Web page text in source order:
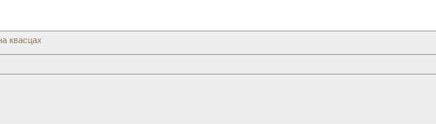
квасцах